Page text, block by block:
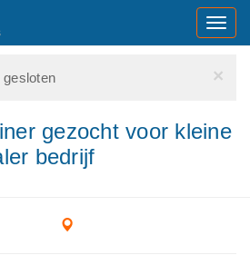
×
gezocht voor kleine
bedrijf